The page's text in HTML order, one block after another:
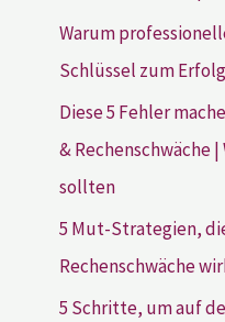
Warum
Schlüssel zum
Diese 5 Fehler
& Rechenschwäche
sollten
5 Mut-Strategien,
Rechenschwäche
5 Schritte, um auf